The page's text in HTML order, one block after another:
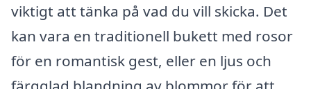
viktigt att tänka på vad du vill skicka. Det
kan vara en traditionell bukett med rosor
för en romantisk gest, eller en ljus och